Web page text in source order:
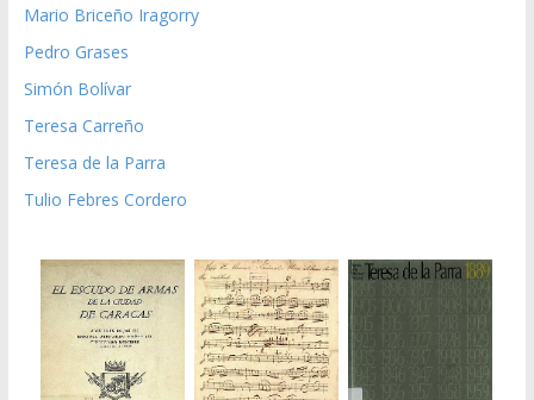
Mario Briceño Iragorry
Pedro Grases
Simón Bolívar
Teresa Carreño
Teresa de la Parra
Tulio Febres Cordero